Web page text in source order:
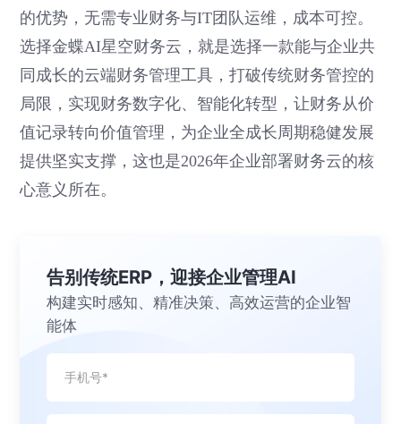
的优势，无需专业财务与IT团队运维，成本可控。
选择金蝶AI星空财务云，就是选择一款能与企业共
同成长的云端财务管理工具，打破传统财务管控的
局限，实现财务数字化、智能化转型，让财务从价
值记录转向价值管理，为企业全成长周期稳健发展
提供坚实支撑，这也是2026年企业部署财务云的核
心意义所在。
告别传统ERP，迎接企业管理AI
构建实时感知、精准决策、高效运营的企业智
能体